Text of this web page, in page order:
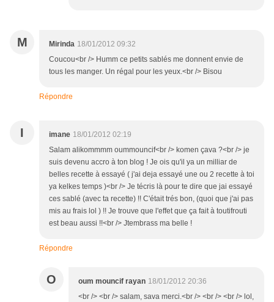
M Mirinda 18/01/2012 09:32
Coucou<br /> Humm ce petits sablés me donnent envie de
tous les manger. Un régal pour les yeux.<br /> Bisou
Répondre
I imane 18/01/2012 02:19
Salam alikommmm oummouncif<br /> komen çava ?<br /> je
suis devenu accro à ton blog ! Je ois qu'il ya un milliar de
belles recette à essayé ( j'ai deja essayé une ou 2 recette à toi
ya kelkes temps )<br /> Je técris là pour te dire que jai essayé
ces sablé (avec ta recette) !! C'était trés bon, (quoi que j'ai pas
mis au frais lol ) !! Je trouve que l'effet que ça fait à toutifrouti
est beau aussi !!<br /> Jtembrass ma belle !
Répondre
O oum mouncif rayan 18/01/2012 20:36
<br /> <br /> salam, sava merci.<br /> <br /> <br /> lol,